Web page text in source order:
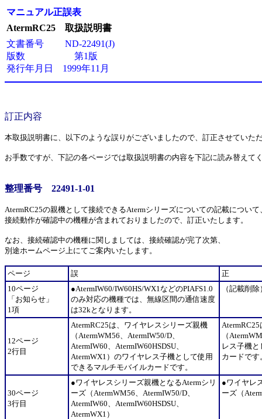
マニュアル正誤表
AtermRC25 取扱説明書
文書番号 ND-22491(J)
版数 第1版
発行年月日 1999年11月
訂正内容
本取扱説明書に、以下のような誤りがございましたので、訂正させていた
お手数ですが、下記の各ページでは取扱説明書の内容を下記に読み替えて
整理番号 22491-1-01
AtermRC25の親機として接続できるAtermシリーズについての記載について
接続動作が確認中の機種が含まれておりましたので、訂正いたします。
なお、接続確認中の機種に関しましては、接続確認が完了次第、
別途ホームページ上にてご案内いたします。
ページ 誤
正
10ページ
「お知らせ」
1項
●AtermIW60/IW60HS/WX1などのPIAFS1.0
のみ対応の機種では、無線区間の通信速度
は32kとなります。
（記載削除
12ページ
2行目
AtermRC25は、ワイヤレスシリーズ親機
（AtermWM56、AtermIW50/D、
AtermIW60、AtermIW60HSDSU、
AtermWX1）のワイヤレス子機として使用
できるマルチモバイルカードです。
（
レス子機
カードです
30ページ
3行目
●ワイヤレスシリーズ親機となるAtermシリ
ーズ（AtermWM56、AtermIW50/D、
AtermIW60、AtermIW60HSDSU、
AtermWX1）
●ワイヤレ
ーズ（